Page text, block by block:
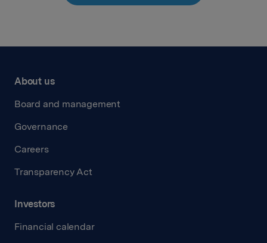
About us
Board and management
Governance
Careers
Transparency Act
Investors
Financial calendar